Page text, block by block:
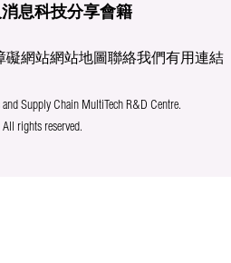
息科技分享會籍
礙網站網站地圖聯絡我們有用連結
Supply Chain MultiTech R&D Centre.
All rights reserved.